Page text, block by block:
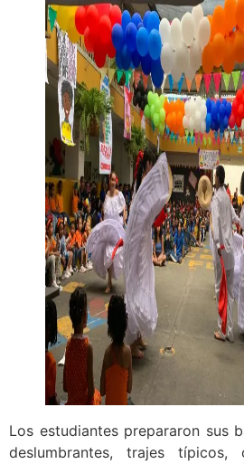
Los estudiantes prepararon sus
deslumbrantes, trajes típicos,